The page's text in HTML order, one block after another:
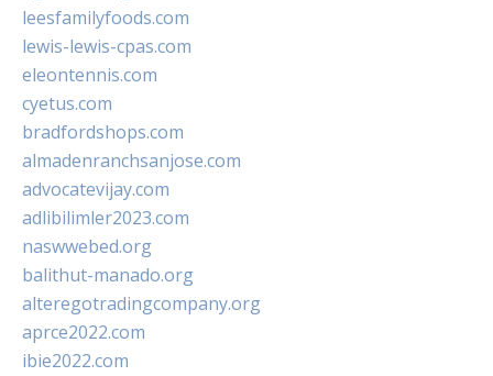
leesfamilyfoods.com
lewis-lewis-cpas.com
eleontennis.com
cyetus.com
bradfordshops.com
almadenranchsanjose.com
advocatevijay.com
adlibilimler2023.com
naswwebed.org
balithut-manado.org
alteregotradingcompany.org
aprce2022.com
ibie2022.com